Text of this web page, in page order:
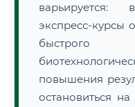
экспресс-курсы
быстрого
повышения
остановиться